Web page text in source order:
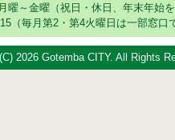
曜～金曜（祝日・休日、年末年始を
（毎月第2・第4火曜日は一部窓口
2026 Gotemba CITY. All Rights